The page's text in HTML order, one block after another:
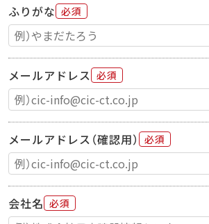
ふりがな 必須
メールアドレス 必須
メールアドレス（確認用） 必須
会社名 必須